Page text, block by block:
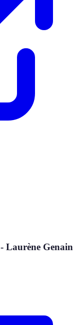
Laurène Genain